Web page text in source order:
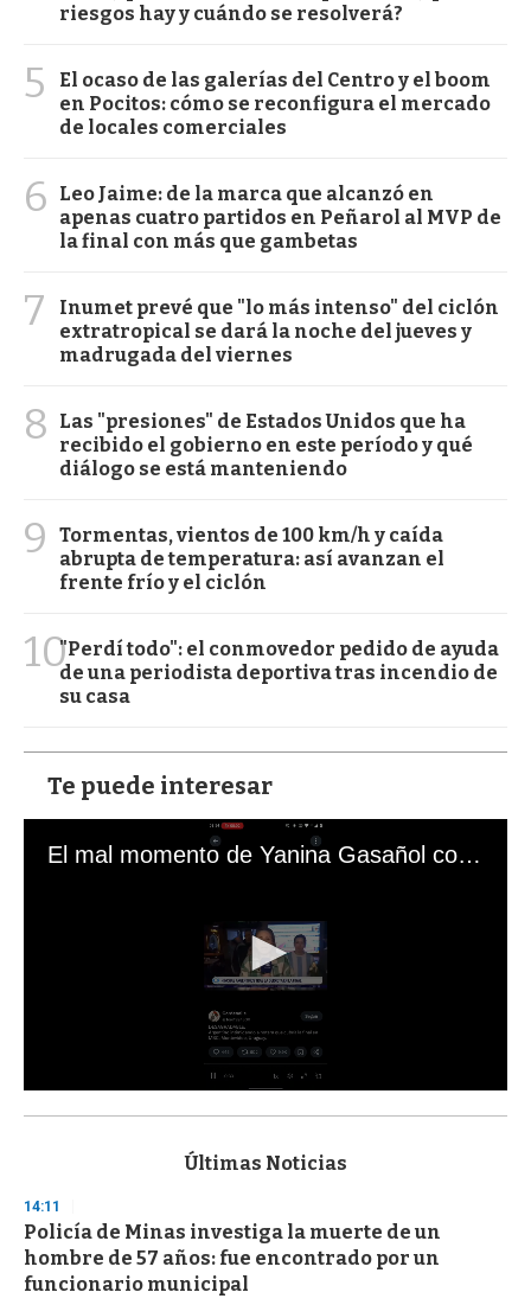
riesgos hay y cuándo se resolverá?
5
El ocaso de las galerías del Centro y el boom
en Pocitos: cómo se reconfigura el mercado
de locales comerciales
6
Leo Jaime: de la marca que alcanzó en
apenas cuatro partidos en Peñarol al MVP de
la final con más que gambetas
7
Inumet prevé que "lo más intenso" del ciclón
extratropical se dará la noche del jueves y
madrugada del viernes
8
Las "presiones" de Estados Unidos que ha
recibido el gobierno en este período y qué
diálogo se está manteniendo
9
Tormentas, vientos de 100 km/h y caída
abrupta de temperatura: así avanzan el
frente frío y el ciclón
10"Perdí todo": el conmovedor pedido de ayuda
de una periodista deportiva tras incendio de
su casa
Te puede interesar
El mal momento de Yanina Gasañol con un hincha argentino en "Subrayado"
s
d
s
o
f
3
Últimas Noticias
14:11
Policía de Minas investiga la muerte de un
hombre de 57 años: fue encontrado por un
funcionario municipal